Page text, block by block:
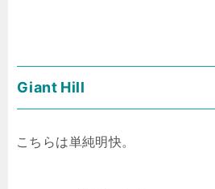
Giant Hill
こちらは単純明快。